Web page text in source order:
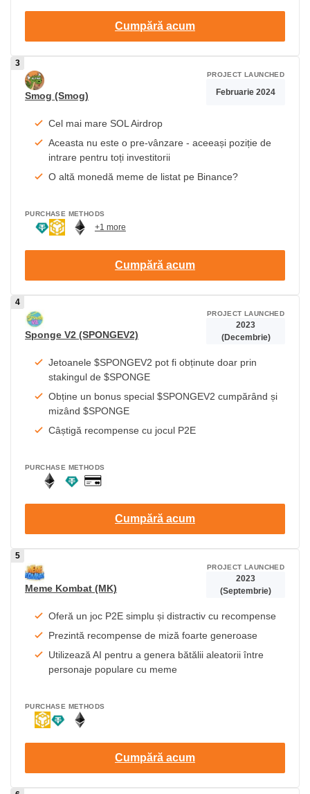
Cumpără acum
Smog (Smog)
Cel mai mare SOL Airdrop
Aceasta nu este o pre-vânzare - aceeași poziție de
intrare pentru toți investitorii
O altă monedă meme de listat pe Binance?
PROJECT LAUNCHED
Februarie 2024
PURCHASE METHODS
+1 more
Cumpără acum
Sponge V2 (SPONGEV2)
Jetoanele $SPONGEV2 pot fi obținute doar prin
stakingul de $SPONGE
Obține un bonus special $SPONGEV2 cumpărând și
mizând $SPONGE
Câștigă recompense cu jocul P2E
PROJECT LAUNCHED
2023
(Decembrie)
PURCHASE METHODS
Cumpără acum
Meme Kombat (MK)
Oferă un joc P2E simplu și distractiv cu recompense
Prezintă recompense de miză foarte generoase
Utilizează AI pentru a genera bătălii aleatorii între
personaje populare cu meme
PROJECT LAUNCHED
2023
(Septembrie)
PURCHASE METHODS
Cumpără acum